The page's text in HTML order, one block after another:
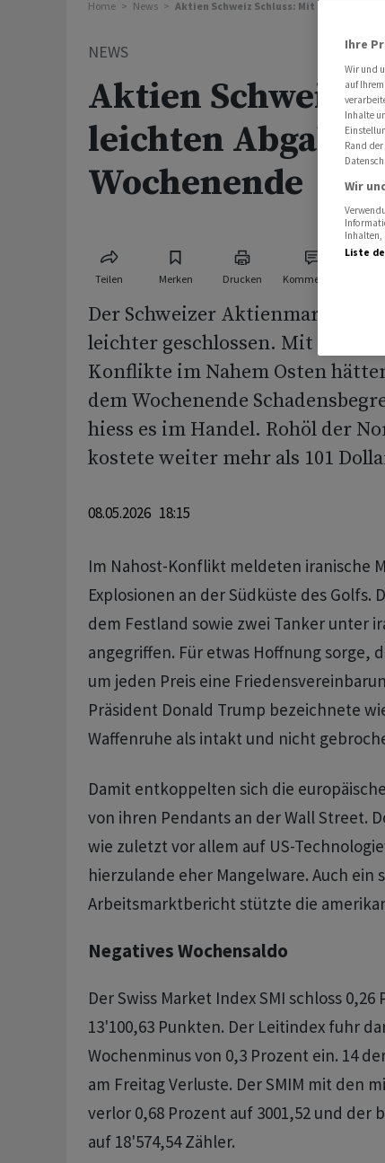
Home News Aktien Schweiz Schluss: Mit leichten
NEWS
Aktien Schweiz
leichten
Wochenende
Teilen Merken Drucken Kommentare
Der Schweizer Aktienmarkt hat
leichter geschlossen. Mit Blick
Konflikte im Nahem Osten
dem Wochenende
hiess es im Handel. Rohöl der
kostete weiter mehr als 101
08.05.2026 18:15
Im Nahost-Konflikt meldeten iranische
Explosionen an der Südküste des Golfs.
dem Festland sowie zwei Tanker unter
angegriffen. Für etwas Hoffnung sorge,
um jeden Preis eine
Präsident Donald Trump bezeichnete
Waffenruhe als intakt und nicht
Damit entkoppelten sich die
von ihren Pendants an der Wall Street.
wie zuletzt vor allem auf US-
hierzulande eher Mangelware. Auch ein
Arbeitsmarktbericht stützte die
Negatives Wochensaldo
Der Swiss Market Index SMI schloss
13'100,63 Punkten. Der Leitindex fuhr
Wochenminus von 0,3 Prozent ein. 14
am Freitag Verluste. Der SMIM mit den
verlor 0,68 Prozent auf 3001,52 und der
auf 18'574,54 Zähler.
Ihre
Wir und
auf
Inhalte
Rand
Wir
Inhalten,
Liste